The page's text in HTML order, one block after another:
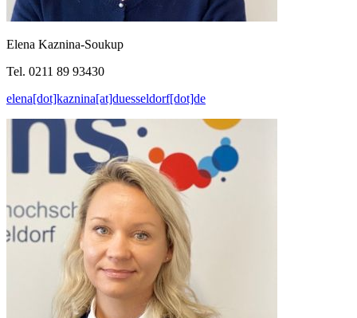
Elena Kaznina-Soukup
Tel. 0211 89 93430
elena[dot]kaznina[at]duesseldorf[dot]de